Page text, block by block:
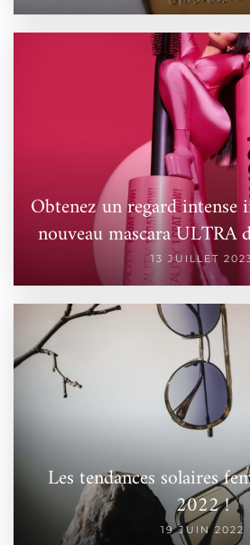
Obtenez un regard intense
nouveau mascara ULTRA
13 JUILLET
Les tendances solaires
2022 !
19 JUIN 2022